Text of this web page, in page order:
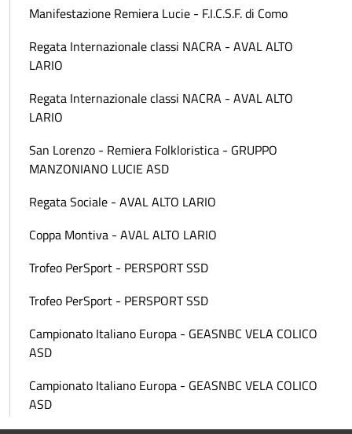
Manifestazione Remiera Lucie - F.I.C.S.F. di Como
Regata Internazionale classi NACRA - AVAL ALTO
LARIO
Regata Internazionale classi NACRA - AVAL ALTO
LARIO
San Lorenzo - Remiera Folkloristica - GRUPPO
MANZONIANO LUCIE ASD
Regata Sociale - AVAL ALTO LARIO
Coppa Montiva - AVAL ALTO LARIO
Trofeo PerSport - PERSPORT SSD
Trofeo PerSport - PERSPORT SSD
Campionato Italiano Europa - GEASNBC VELA COLICO
ASD
Campionato Italiano Europa - GEASNBC VELA COLICO
ASD